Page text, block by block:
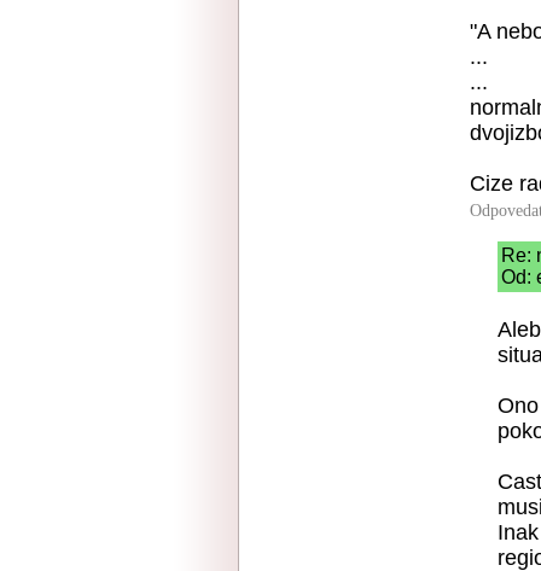
"A
...
...
Cize
Re:
Od: